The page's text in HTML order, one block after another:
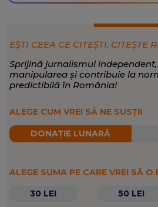
EȘTI CEEA CE CITEȘTI, CITEȘTE
Sprijină jurnalismul
manipularea și contribuie la
predictibilă în România!
ALEGE CUM VREI SĂ NE SUSȚII
DONAȚIE LUNARĂ
ALEGE SUMA PE CARE VREI SĂ O
30 LEI
50 LEI